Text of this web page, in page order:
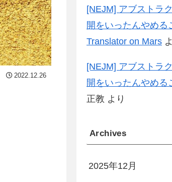
2022.12.26
[NEJM] アブストラ
開をいったんやめる
Translator on Mars
[NEJM] アブストラ
開をいったんやめる
正教 より
Archives
2025年12月